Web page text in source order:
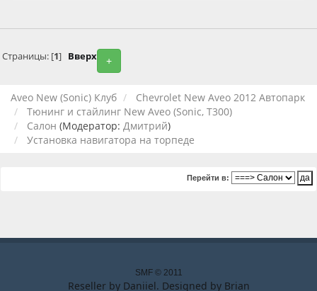
+
Страницы: [1] Вверх
Aveo New (Sonic) Клуб
Chevrolet New Aveo 2012 Автопарк
Тюнинг и стайлинг New Aveo (Sonic, T300)
Салон (Модератор: Дмитрий)
Установка навигатора на торпеде
Перейти в:
SMF © 2011
Reseller by Daniiel. Designed by Brian